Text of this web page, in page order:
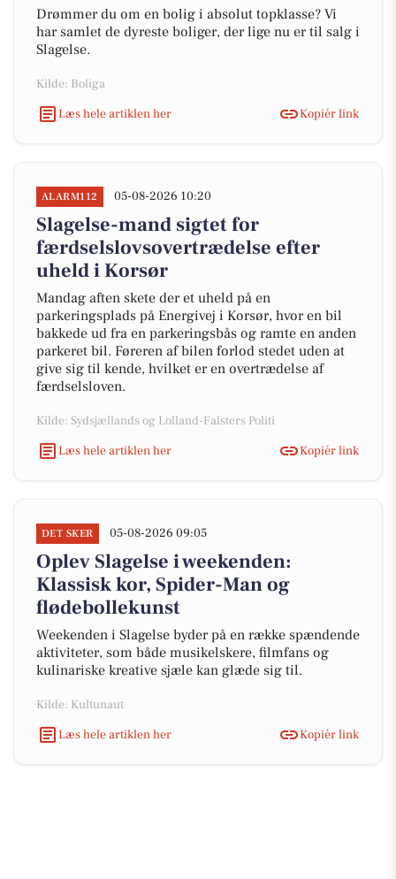
Drømmer du om en bolig i absolut topklasse? Vi
har samlet de dyreste boliger, der lige nu er til salg i
Slagelse.
Kilde: Boliga
Læs hele artiklen her
Kopiér link
ALARM112 05-08-2026 10:20
Slagelse-mand sigtet for
færdselslovsovertrædelse efter
uheld i Korsør
Mandag aften skete der et uheld på en
parkeringsplads på Energivej i Korsør, hvor en bil
bakkede ud fra en parkeringsbås og ramte en anden
parkeret bil. Føreren af bilen forlod stedet uden at
give sig til kende, hvilket er en overtrædelse af
færdselsloven.
Kilde: Sydsjællands og Lolland-Falsters Politi
Læs hele artiklen her
Kopiér link
DET SKER 05-08-2026 09:05
Oplev Slagelse i weekenden:
Klassisk kor, Spider-Man og
flødebollekunst
Weekenden i Slagelse byder på en række spændende
aktiviteter, som både musikelskere, filmfans og
kulinariske kreative sjæle kan glæde sig til.
Kilde: Kultunaut
Læs hele artiklen her
Kopiér link